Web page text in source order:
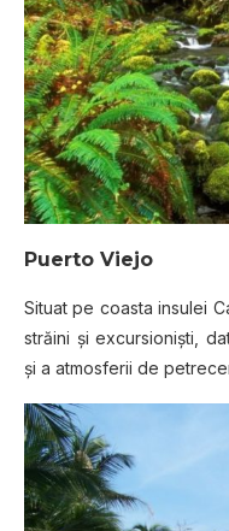
Puerto Viejo
Situat pe coasta insulei
străini şi excursionişti,
şi a atmosferii de